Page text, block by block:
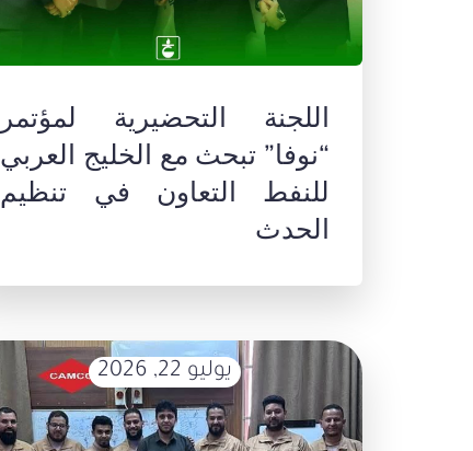
اللجنة التحضيرية لمؤتمر
“نوفا” تبحث مع الخليج العربي
للنفط التعاون في تنظيم
الحدث
يوليو 22, 2026